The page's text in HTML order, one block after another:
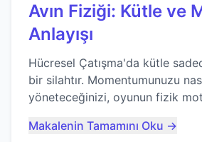
Avın Fiziği: Kütle ve
Anlayışı
Hücresel Çatışma'da kütle
bir silahtır. Momentumunuzu
yöneteceğinizi, oyunun fizik motorunu nasıl
ustalaşacağınızı öğrenin...
Makalenin Tamamını Oku →